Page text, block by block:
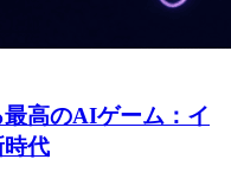
高のAIゲーム：イ
代